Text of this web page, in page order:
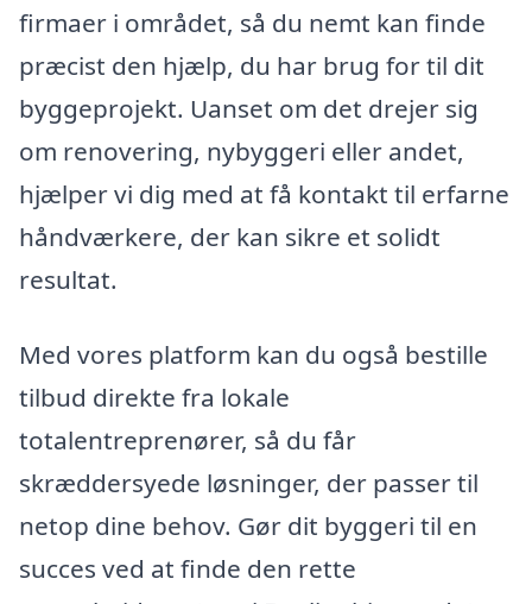
firmaer i området, så du nemt kan finde
præcist den hjælp, du har brug for til dit
byggeprojekt. Uanset om det drejer sig
om renovering, nybyggeri eller andet,
hjælper vi dig med at få kontakt til erfarne
håndværkere, der kan sikre et solidt
resultat.
Med vores platform kan du også bestille
tilbud direkte fra lokale
totalentreprenører, så du får
skræddersyede løsninger, der passer til
netop dine behov. Gør dit byggeri til en
succes ved at finde den rette